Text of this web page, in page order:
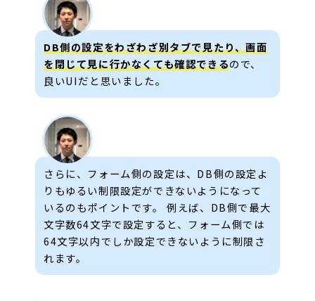
DB側の設定をわざわざ別タブで見たり、画面
を閉じて見に行かなくても確認できるので、
良いUIだと思いました。
さらに、フォーム側の設定は、DB側の設定よ
りもゆるい制限設定ができないようになって
いるのもポイントです。 例えば、DB側で最大
文字数64文字で設定すると、フォーム側では
64文字以内でしか設定できないように制限さ
れます。